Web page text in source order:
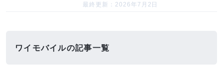
最終更新：2026年7月2日
ワイモバイルの記事一覧